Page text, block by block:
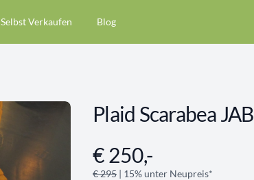
Selbst Verkaufen Blog
Plaid Scarabea JAB
Angebotsinformationen
€ 250,-
€ 295 | 15% unter Neupreis*